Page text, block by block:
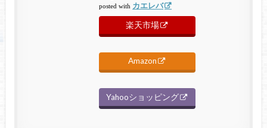
posted with カエレバ
楽天市場
Amazon
Yahooショッピング